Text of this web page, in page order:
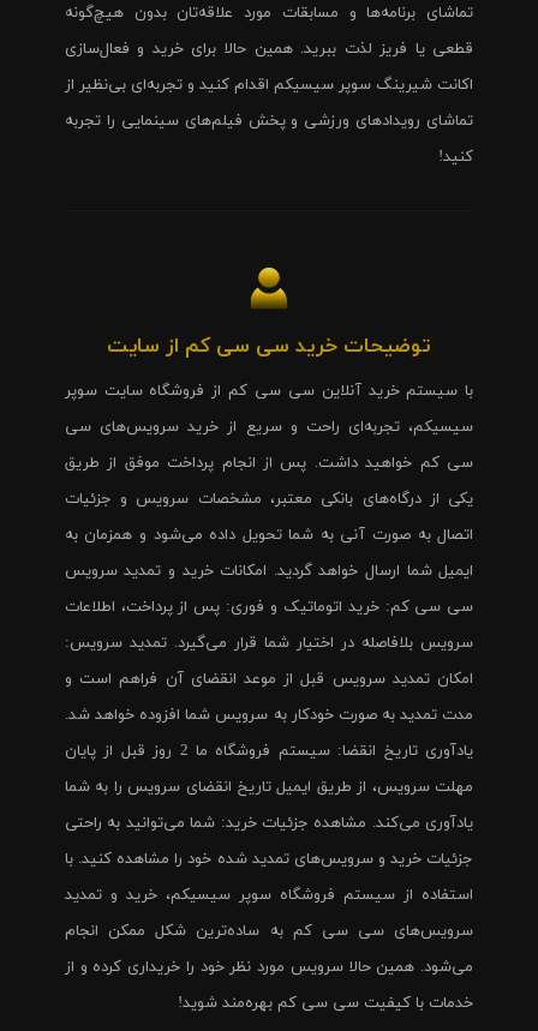
تماشای برنامه‌ها و مسابقات مورد علاقه‌تان بدون هیچ‌گونه
قطعی یا فریز لذت ببرید. همین حالا برای خرید و فعال‌سازی
اکانت شیرینگ سوپر سیسیکم اقدام کنید و تجربه‌ای بی‌نظیر از
تماشای رویدادهای ورزشی و پخش فیلم‌های سینمایی را تجربه
کنید!
توضیحات خرید سی سی کم از سایت
با سیستم خرید آنلاین سی سی کم از فروشگاه سایت سوپر
سیسیکم، تجربه‌ای راحت و سریع از خرید سرویس‌های سی
سی کم خواهید داشت. پس از انجام پرداخت موفق از طریق
یکی از درگاه‌های بانکی معتبر، مشخصات سرویس و جزئیات
اتصال به صورت آنی به شما تحویل داده می‌شود و همزمان به
ایمیل شما ارسال خواهد گردید. امکانات خرید و تمدید سرویس
سی سی کم: خرید اتوماتیک و فوری: پس از پرداخت، اطلاعات
سرویس بلافاصله در اختیار شما قرار می‌گیرد. تمدید سرویس:
امکان تمدید سرویس قبل از موعد انقضای آن فراهم است و
مدت تمدید به صورت خودکار به سرویس شما افزوده خواهد شد.
یادآوری تاریخ انقضا: سیستم فروشگاه ما 2 روز قبل از پایان
مهلت سرویس، از طریق ایمیل تاریخ انقضای سرویس را به شما
یادآوری می‌کند. مشاهده جزئیات خرید: شما می‌توانید به راحتی
جزئیات خرید و سرویس‌های تمدید شده خود را مشاهده کنید. با
استفاده از سیستم فروشگاه سوپر سیسیکم، خرید و تمدید
سرویس‌های سی سی کم به ساده‌ترین شکل ممکن انجام
می‌شود. همین حالا سرویس مورد نظر خود را خریداری کرده و از
خدمات با کیفیت سی سی کم بهره‌مند شوید!